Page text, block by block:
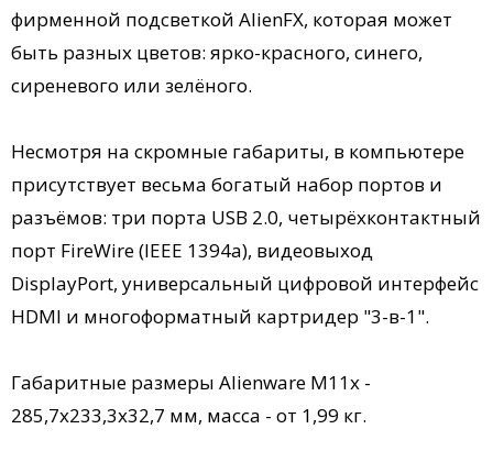
фирменной подсветкой AlienFX, которая может
быть разных цветов: ярко-красного, синего,
сиреневого или зелёного.
Несмотря на скромные габариты, в компьютере
присутствует весьма богатый набор портов и
разъёмов: три порта USB 2.0, четырёхконтактный
порт FireWire (IEEE 1394a), видеовыход
DisplayPort, универсальный цифровой интерфейс
HDMI и многоформатный картридер "3-в-1".
Габаритные размеры Alienware M11x -
285,7х233,3х32,7 мм, масса - от 1,99 кг.